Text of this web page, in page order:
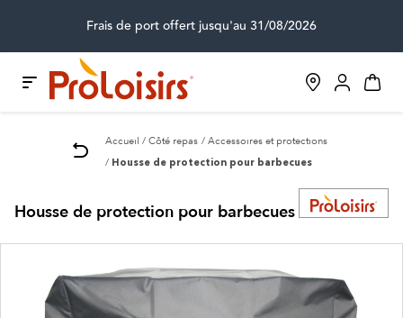
Frais de port offert jusqu'au 31/08/2026
Accueil Côté repas Accessoires et protections
Housse de protection pour barbecues
Housse de protection pour barbecues